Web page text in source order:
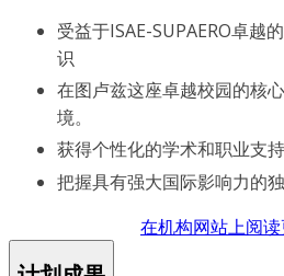
受益于ISAE-SUPAERO卓越
识
在图卢兹这座卓越校园的核
境。
获得个性化的学术和职业支持
把握具有强大国际影响力的
在机构网站上阅